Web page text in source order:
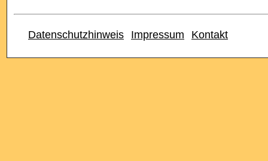
Datenschutzhinweis Impressum Kontakt